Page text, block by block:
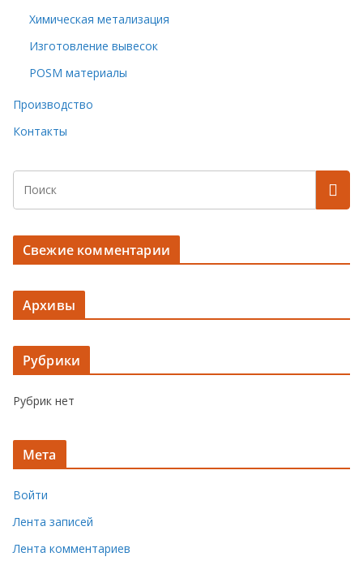
Химическая метализация
Изготовление вывесок
POSM материалы
Производство
Контакты
Свежие комментарии
Архивы
Рубрики
Рубрик нет
Мета
Войти
Лента записей
Лента комментариев